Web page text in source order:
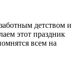
детством и
этот праздник
всем на